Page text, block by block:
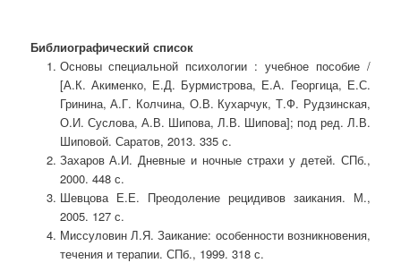
Библиографический список
Основы специальной психологии : учебное пособие /
[А.К. Акименко, Е.Д. Бурмистрова, Е.А. Георгица, Е.С.
Гринина, А.Г. Колчина, О.В. Кухарчук, Т.Ф. Рудзинская,
О.И. Суслова, А.В. Шипова, Л.В. Шипова]; под ред. Л.В.
Шиповой. Саратов, 2013. 335 с.
Захаров А.И. Дневные и ночные страхи у детей. СПб.,
2000. 448 с.
Шевцова Е.Е. Преодоление рецидивов заикания. М.,
2005. 127 с.
Миссуловин Л.Я. Заикание: особенности возникновения,
течения и терапии. СПб., 1999. 318 с.